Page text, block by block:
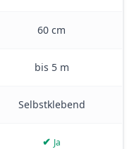
60 cm
bis 5 m
Selbstklebend
✔ Ja